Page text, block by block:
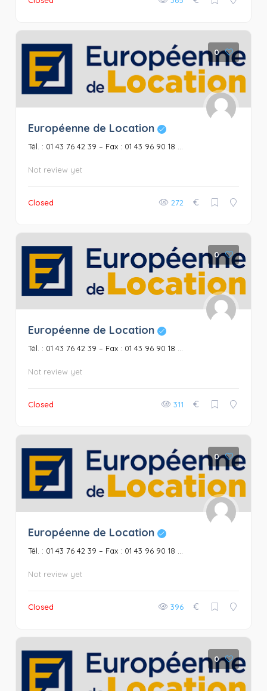
0
Européenne de Location
Tél. : 01 43 76 42 39 – Fax : 01 43 96 90 18 ...
Not review yet
Closed 272 €
0
Européenne de Location
Tél. : 01 43 76 42 39 – Fax : 01 43 96 90 18 ...
Not review yet
Closed 311 €
0
Européenne de Location
Tél. : 01 43 76 42 39 – Fax : 01 43 96 90 18 ...
Not review yet
Closed 396 €
0